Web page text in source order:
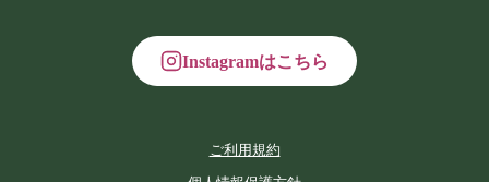
Instagramはこちら
ご利用規約